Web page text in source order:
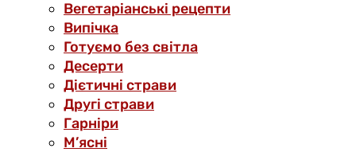
Вегетаріанські рецепти
Випічка
Готуємо без світла
Десерти
Дієтичні страви
Другі страви
Гарніри
М’ясні